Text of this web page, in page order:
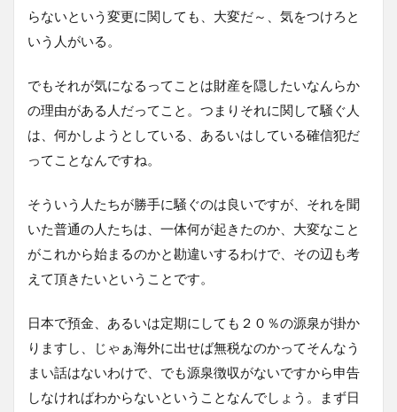
らないという変更に関しても、大変だ～、気をつけろと
いう人がいる。
でもそれが気になるってことは財産を隠したいなんらか
の理由がある人だってこと。つまりそれに関して騒ぐ人
は、何かしようとしている、あるいはしている確信犯だ
ってことなんですね。
そういう人たちが勝手に騒ぐのは良いですが、それを聞
いた普通の人たちは、一体何が起きたのか、大変なこと
がこれから始まるのかと勘違いするわけで、その辺も考
えて頂きたいということです。
日本で預金、あるいは定期にしても２０％の源泉が掛か
りますし、じゃぁ海外に出せば無税なのかってそんなう
まい話はないわけで、でも源泉徴収がないですから申告
しなければわからないということなんでしょう。まず日